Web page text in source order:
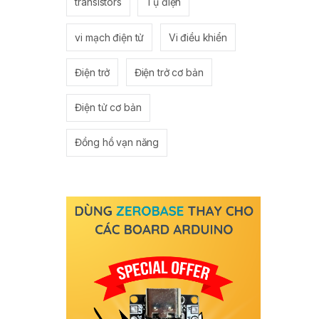
vi mạch điện tử Vi điều khiển
Điện trở Điện trở cơ bản
Điện tử cơ bản
Đồng hồ vạn năng